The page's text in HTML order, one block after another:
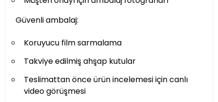
Güvenli ambalaj:
Koruyucu film sarmalama
Takviye edilmiş ahşap kutular
Teslimattan önce ürün incelemesi için canlı
video görüşmesi